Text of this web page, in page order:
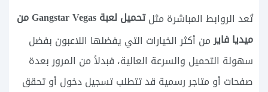
تُعد الروابط المباشرة مثل
تحميل لعبة Gangstar Vegas من
ميديا فايرمن أكثر الخيارات التي يفضلها اللاعبون بفضل
سهولة التحميل والسرعة العالية، فبدلاً من المرور بعدة
صفحات أو متاجر رسمية قد تتطلب تسجيل دخول أو تحقق